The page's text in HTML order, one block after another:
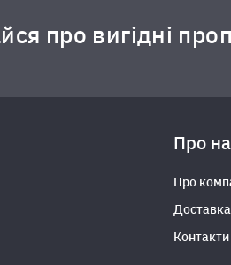
про вигідні
Про
Про
Доставка
Контакти